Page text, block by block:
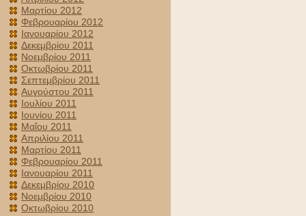
Μαρτίου 2012
Φεβρουαρίου 2012
Ιανουαρίου 2012
Δεκεμβρίου 2011
Νοεμβρίου 2011
Οκτωβρίου 2011
Σεπτεμβρίου 2011
Αυγούστου 2011
Ιουλίου 2011
Ιουνίου 2011
Μαΐου 2011
Απριλίου 2011
Μαρτίου 2011
Φεβρουαρίου 2011
Ιανουαρίου 2011
Δεκεμβρίου 2010
Νοεμβρίου 2010
Οκτωβρίου 2010